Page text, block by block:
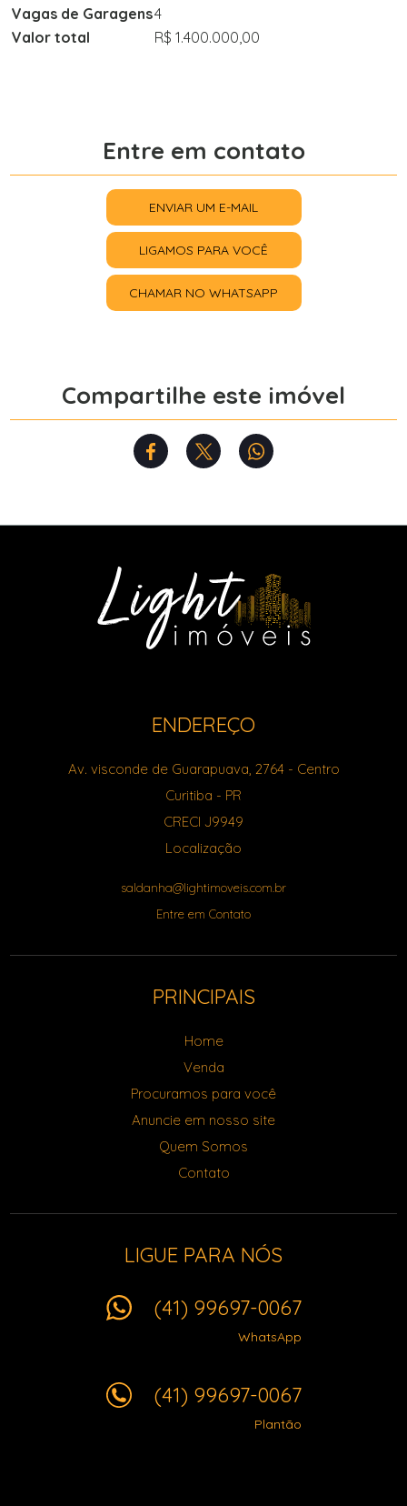
Vagas de Garagens4
Valor total
R$ 1.400.000,00
Entre em contato
ENVIAR UM E-MAIL
LIGAMOS PARA VOCÊ
CHAMAR NO WHATSAPP
Compartilhe este imóvel
ENDEREÇO
Av. visconde de Guarapuava, 2764- Centro
Curitiba - PR
CRECI J9949
Localização
saldanha@lightimoveis.com.br
Entre em Contato
PRINCIPAIS
Home
Venda
Procuramos para você
Anuncie em nosso site
Quem Somos
Contato
LIGUE PARA NÓS
(41) 99697-0067
WhatsApp
(41) 99697-0067
Plantão